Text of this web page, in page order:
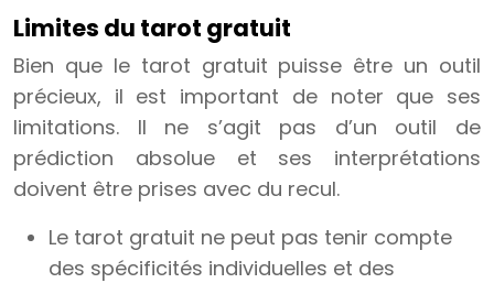
Limites du tarot gratuit
Bien que le tarot gratuit puisse être un outil
précieux, il est important de noter que ses
limitations. Il ne s’agit pas d’un outil de
prédiction absolue et ses interprétations
doivent être prises avec du recul.
Le tarot gratuit ne peut pas tenir compte
des spécificités individuelles et des